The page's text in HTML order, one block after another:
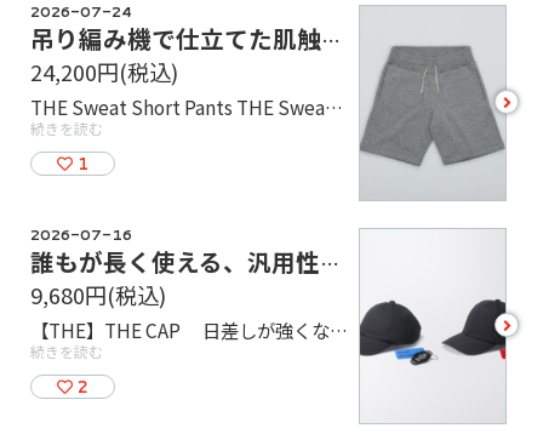
2026-07-24
吊り編み機で仕立てた肌触り抜群のショートパンツ！
24,200円(税込)
THE Sweat Short Pants THE Sweat Seriesからショートパンツをご紹介します！THEのSweat生地は世界で数百台しか残っていないといわれている吊り編み機を使用しています。糸も超長綿と呼ばれるアメリカンピマコットンを使用し、肌触り抜群です！ 生地感もしっかりしているため、家でゆっくりしたい時でも外でのお買い物の時でも、さまざまなシーンで活躍するショートパンツに仕上がっております。 カラーはGray Navy Black、サイズはS M Lになります！ご試着もできますので、ぜひ店頭でご覧ください！
続きを読む
1
see
more
2026-07-16
誰もが長く使える、汎用性抜群のキャップ！【THE CAP】
9,680円(税込)
【THE】THE CAP 日差しが強くなるこれからの季節にぴったりなアイテム、THE CAPをご紹介します！ 定番として誰もが長く使えるように、頭の形状やスタイルに合わせて浅型／深型が選べる2仕様。オールシーズン着用でき、重すぎず、形が保ちやすいこともTHE CAPの特長です。 定番カラーの BLACK 、 NAVY 、 BROWN BEIGE に加え、店舗限定カラーの SMOKE GRAY と SMOKE BEIGE もございます！ 店頭で実際にご試着もできますので、 ぜひご来店をお待ちしております！
続きを読む
2
see
more